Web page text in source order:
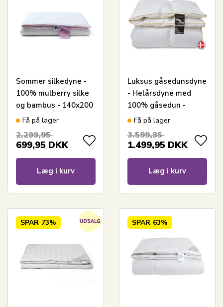
Sommer silkedyne -
100% mulberry silke
og bambus - 140x200
cm - Nature By Borg
Få på lager
2.299,95
699,95 DKK
Læg i kurv
Luksus gåsedunsdyne
- Helårsdyne med
100% gåsedun -
140x200 cm - Borg
Få på lager
3.599,95
1.499,95 DKK
Læg i kurv
SPAR 73% SPAR 63%